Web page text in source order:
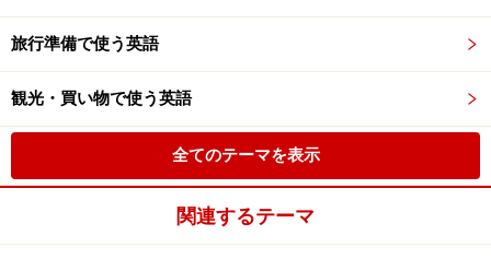
旅行準備で使う英語
観光・買い物で使う英語
全てのテーマを表示
関連するテーマ